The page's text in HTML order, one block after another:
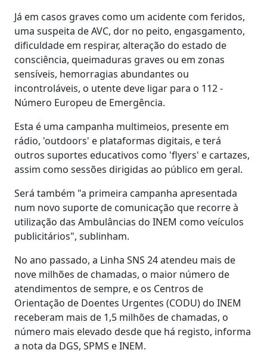
Já em casos graves como um acidente com feridos,
uma suspeita de AVC, dor no peito, engasgamento,
dificuldade em respirar, alteração do estado de
consciência, queimaduras graves ou em zonas
sensíveis, hemorragias abundantes ou
incontroláveis, o utente deve ligar para o 112 -
Número Europeu de Emergência.
Esta é uma campanha multimeios, presente em
rádio, 'outdoors' e plataformas digitais, e terá
outros suportes educativos como 'flyers' e cartazes,
assim como sessões dirigidas ao público em geral.
Será também "a primeira campanha apresentada
num novo suporte de comunicação que recorre à
utilização das Ambulâncias do INEM como veículos
publicitários", sublinham.
No ano passado, a Linha SNS 24 atendeu mais de
nove milhões de chamadas, o maior número de
atendimentos de sempre, e os Centros de
Orientação de Doentes Urgentes (CODU) do INEM
receberam mais de 1,5 milhões de chamadas, o
número mais elevado desde que há registo, informa
a nota da DGS, SPMS e INEM.